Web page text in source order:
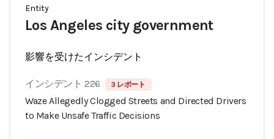
Entity
Los Angeles city government
影響を受けたインシデント
インシデント 226 3 レポート
Waze Allegedly Clogged Streets and Directed Drivers
to Make Unsafe Traffic Decisions